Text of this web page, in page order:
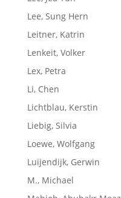
Lee, Sung Hern
Leitner, Katrin
Lenkeit, Volker
Lex, Petra
Li, Chen
Lichtblau, Kerstin
Liebig, Silvia
Loewe, Wolfgang
Luijendijk, Gerwin
M., Michael